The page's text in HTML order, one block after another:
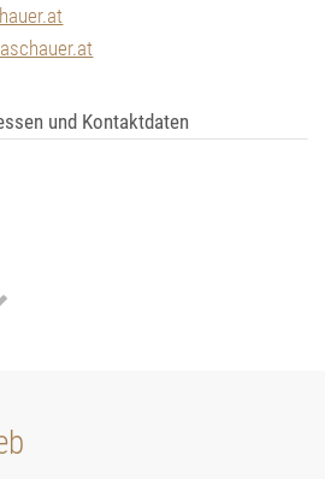
und Kontaktdaten